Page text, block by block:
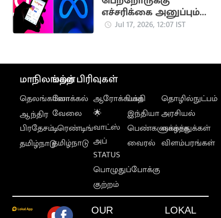
எச்சரிக்கை அனுப்பும்
இன்ஸ்டாகிராம் புதிய
Jul 17, 2026, 12:07 IST
மாநிலங்கள்
தெலங்கானா
ஆந்திர
பிரதேசம்
தமிழ்நாடு
மற்ற பிரிவுகள்
லோக்கல்
வேலை
டிரெண்டிங்
தமிழ்நாடு
ஆரோக்கியம்
🌟
வாட்ஸ்
அப்
STATUS
பொழுதுப்போக்கு
குற்றம்
பக்தி
இந்தியா
பெண்களுக்காக
வைரல்
தொழில்நுட்பம்
அரசியல்
வாழ்த்துக்கள்
விளம்பரங்கள்
OUR LOKAL